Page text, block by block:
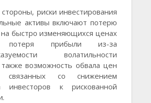
риски инвестирования
активы включают потерю
на быстро изменяющихся ценах
потеря прибыли из-за
волатильности
возможность обвала цен
связанных со снижением
инвесторов к рискованной